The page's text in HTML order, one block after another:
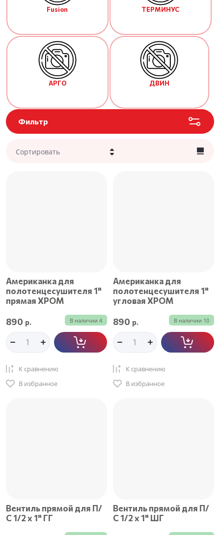
Fusion ТЕРМИНУС
АРГО ДВИН
Фильтр
Сортировать
Американка для
полотенцесушителя 1"
прямая ХРОМ
В наличии 4
890 р.
К сравнению
В избранное
Американка для
полотенцесушителя 1"
угловая ХРОМ
В наличии 10
890 р.
К сравнению
В избранное
Вентиль прямой для П/
С 1/2 х 1" ГГ
Вентиль прямой для П/
С 1/2 х 1" ШГ